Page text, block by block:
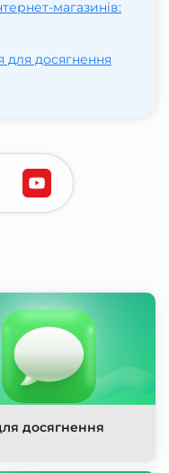
магазинів:
для досягнення
досягнення